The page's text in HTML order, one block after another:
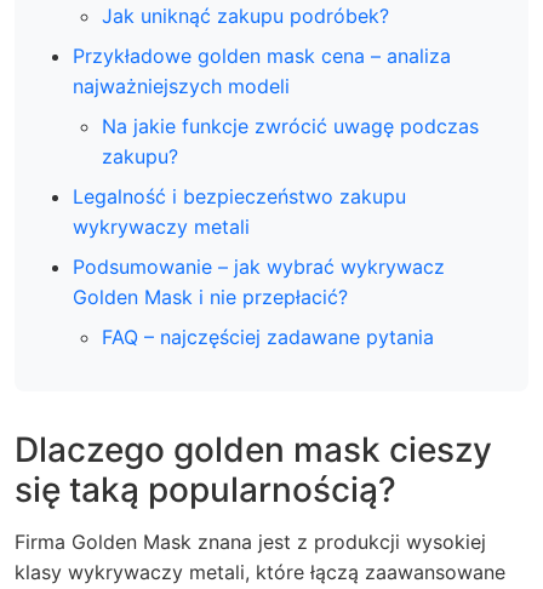
Jak uniknąć zakupu podróbek?
Przykładowe golden mask cena – analiza
najważniejszych modeli
Na jakie funkcje zwrócić uwagę podczas
zakupu?
Legalność i bezpieczeństwo zakupu
wykrywaczy metali
Podsumowanie – jak wybrać wykrywacz
Golden Mask i nie przepłacić?
FAQ – najczęściej zadawane pytania
Dlaczego golden mask cieszy
się taką popularnością?
Firma Golden Mask znana jest z produkcji wysokiej
klasy wykrywaczy metali, które łączą zaawansowane